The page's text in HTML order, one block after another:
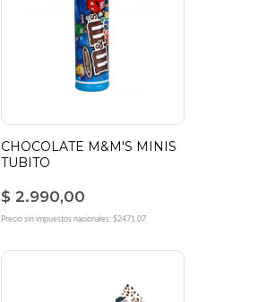
CHOCOLATE M&M'S MINIS
TUBITO
$ 2.990,00
Precio sin impuestos nacionales: $2471.07